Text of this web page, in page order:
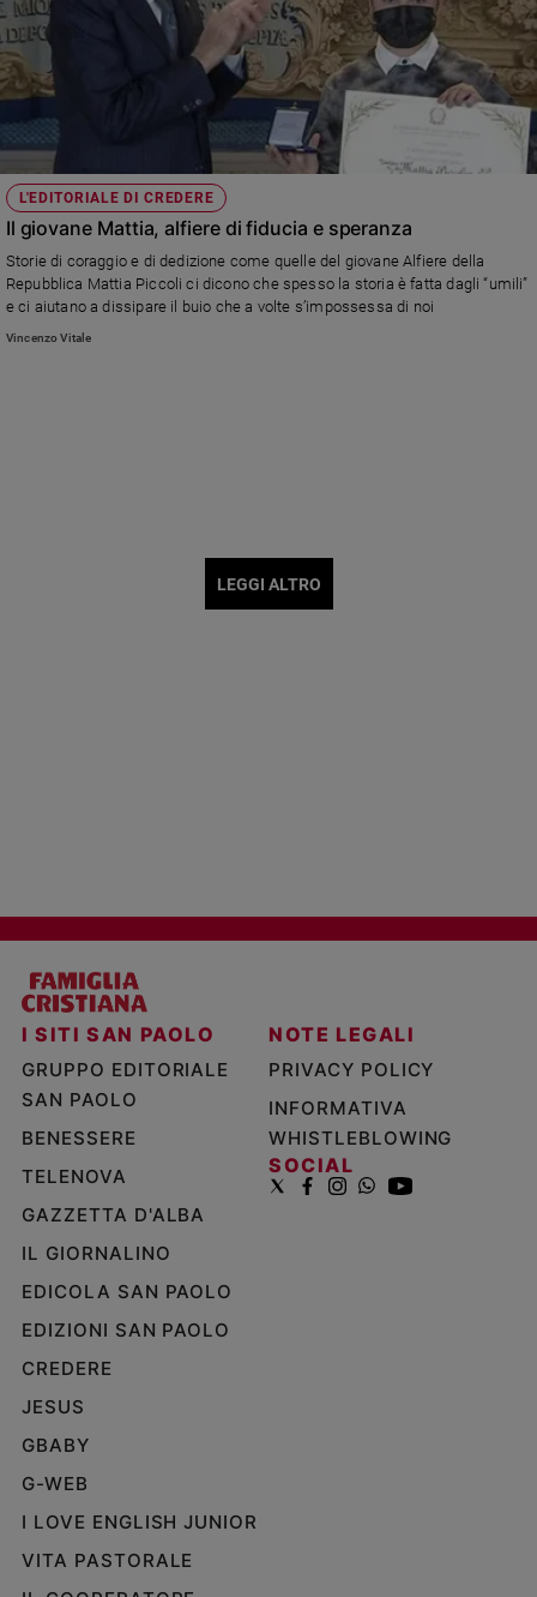
L'EDITORIALE DI CREDERE
Il giovane Mattia, alfiere di fiducia e speranza
Storie di coraggio e di dedizione come quelle del giovane Alfiere della
Repubblica Mattia Piccoli ci dicono che spesso la storia è fatta dagli “umili”
e ci aiutano a dissipare il buio che a volte s’impossessa di noi
Vincenzo Vitale
LEGGI ALTRO
I SITI SAN PAOLO
GRUPPO EDITORIALE
SAN PAOLO
BENESSERE
TELENOVA
GAZZETTA D'ALBA
IL GIORNALINO
EDICOLA SAN PAOLO
EDIZIONI SAN PAOLO
CREDERE
JESUS
GBABY
G-WEB
I LOVE ENGLISH JUNIOR
VITA PASTORALE
NOTE LEGALI
PRIVACY POLICY
INFORMATIVA
WHISTLEBLOWING
SOCIAL